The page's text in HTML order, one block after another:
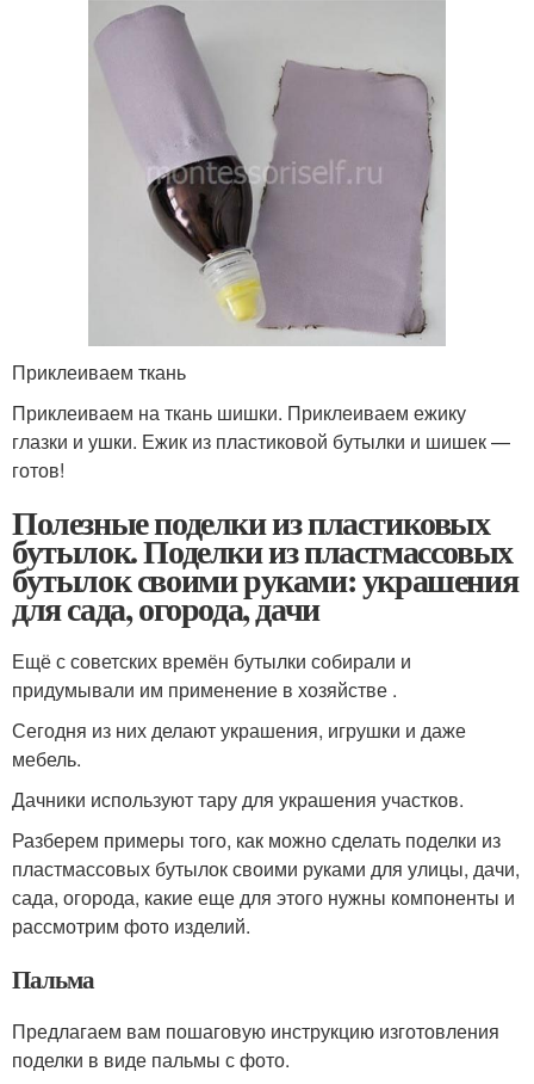
Приклеиваем ткань
Приклеиваем на ткань шишки. Приклеиваем ежику
глазки и ушки. Ежик из пластиковой бутылки и шишек —
готов!
Полезные поделки из пластиковых
бутылок. Поделки из пластмассовых
бутылок своими руками: украшения
для сада, огорода, дачи
Ещё с советских времён бутылки собирали и
придумывали им применение в хозяйстве .
Сегодня из них делают украшения, игрушки и даже
мебель.
Дачники используют тару для украшения участков.
Разберем примеры того, как можно сделать поделки из
пластмассовых бутылок своими руками для улицы, дачи,
сада, огорода, какие еще для этого нужны компоненты и
рассмотрим фото изделий.
Пальма
Предлагаем вам пошаговую инструкцию изготовления
поделки в виде пальмы с фото.